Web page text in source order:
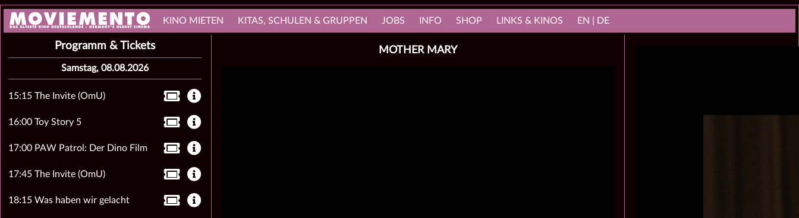
KINO MIETEN KITAS, SCHULEN & GRUPPEN JOBS INFO SHOP LINKS & KINOS EN | DE
MOTHER MARY
Programm & Tickets
Samstag, 08.08.2026
15:15 The Invite (OmU)
16:00 Toy Story 5
17:00 PAW Patrol: Der Dino Film
17:45 The Invite (OmU)
18:15 Was haben wir gelacht